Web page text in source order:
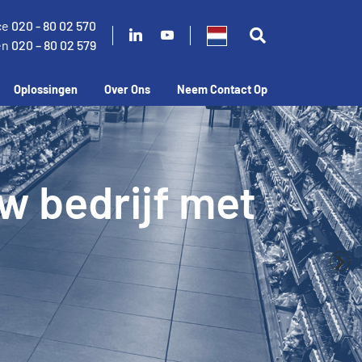
020 - 80 02 570
020 – 80 02 579
Oplossingen Over Ons Neem Contact Op
verlaag